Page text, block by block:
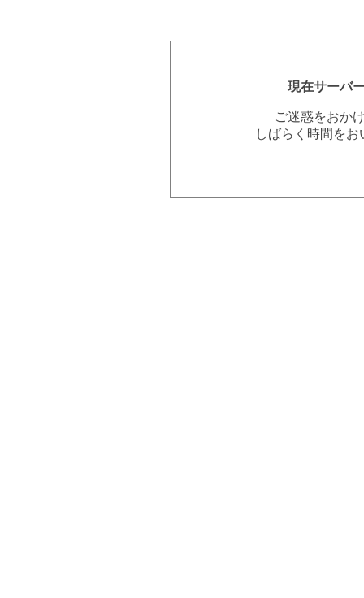
現在サーバ
ご迷惑をおか
しばらく時間を